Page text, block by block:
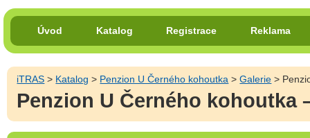
Úvod Katalog Registrace Reklama
iTRAS > Katalog > Penzion U Černého kohoutka >Galerie >
Penzion U Černého kohoutka